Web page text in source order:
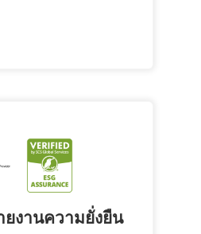
ยงานความยั่งยืน